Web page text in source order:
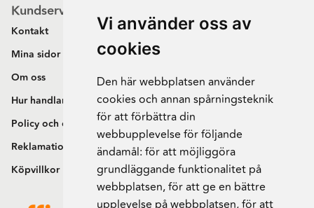
Vi använder oss av
cookies
Den här webbplatsen använder
cookies och annan spårningsteknik
för att förbättra din
webbupplevelse för följande
ändamål: för att möjliggöra
grundläggande funktionalitet på
webbplatsen,för att ge en bättre
upplevelse på webbplatsen,för att
Kundservice
Kontakt
Mina sidor
Om oss
Hur handlar jag?
Policy och cookies
Reklamation och retur
Köpvillkor